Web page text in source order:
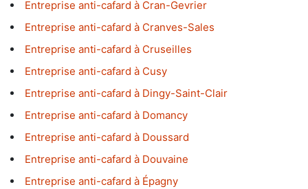
Entreprise anti-cafard à Cran-Gevrier
Entreprise anti-cafard à Cranves-Sales
Entreprise anti-cafard à Cruseilles
Entreprise anti-cafard à Cusy
Entreprise anti-cafard à Dingy-Saint-Clair
Entreprise anti-cafard à Domancy
Entreprise anti-cafard à Doussard
Entreprise anti-cafard à Douvaine
Entreprise anti-cafard à Épagny